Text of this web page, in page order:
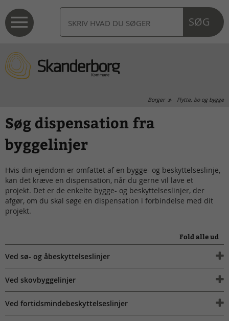
SØG
Borger Flytte, bo og bygge
Søg dispensation fra
byggelinjer
Hvis din ejendom er omfattet af en bygge- og beskyttelseslinje,
kan det kræve en dispensation, når du gerne vil lave et
projekt. Det er de enkelte bygge- og beskyttelseslinjer, der
afgør, om du skal søge en dispensation i forbindelse med dit
projekt.
Fold alle ud
Ved sø- og åbeskyttelseslinjer
Ved skovbyggelinjer
Ved fortidsmindebeskyttelseslinjer